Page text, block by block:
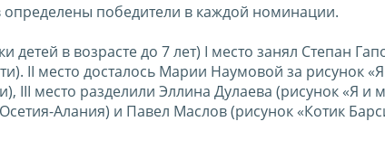
определены победители в каждой номинации.
детей в возрасте до 7 лет) I место занял Степан
II место досталось Марии Наумовой за рисунок
III место разделили Эллина Дулаева (рисунок «Я
Алания) и Павел Маслов (рисунок «Котик